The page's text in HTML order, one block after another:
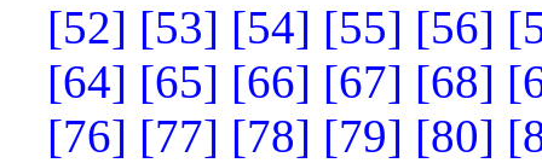
[52] [53] [54] [55] [56]
[64] [65] [66] [67] [68]
[76] [77] [78] [79] [80]